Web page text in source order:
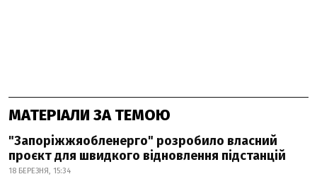
МАТЕРІАЛИ ЗА ТЕМОЮ
"Запоріжжяобленерго" розробило власний
проєкт для швидкого відновлення підстанцій
18 БЕРЕЗНЯ, 15:34